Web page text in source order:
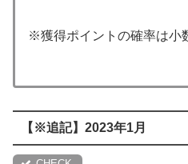
※獲得ポイントの確率は小
【※追記】2023年1月